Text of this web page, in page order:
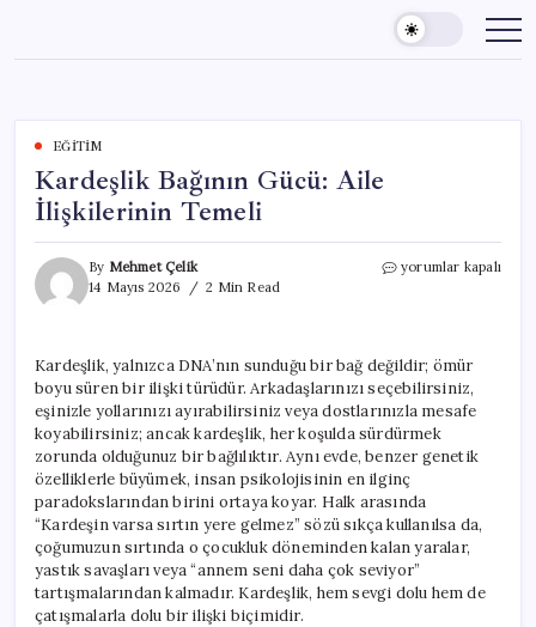
content
EĞITIM
Kardeşlik Bağının Gücü: Aile
İlişkilerinin Temeli
By Mehmet Çelik
14 Mayıs 2026
2 Min Read
Kardeşlik
Temeli
için
yorumlar kapalı
Kardeşlik, yalnızca DNA’nın sunduğu bir bağ değildir; ömür
boyu süren bir ilişki türüdür. Arkadaşlarınızı seçebilirsiniz,
eşinizle yollarınızı ayırabilirsiniz veya dostlarınızla mesafe
koyabilirsiniz; ancak kardeşlik, her koşulda sürdürmek
zorunda olduğunuz bir bağlılıktır. Aynı evde, benzer genetik
özelliklerle büyümek, insan psikolojisinin en ilginç
paradokslarından birini ortaya koyar. Halk arasında
“Kardeşin varsa sırtın yere gelmez” sözü sıkça kullanılsa da,
çoğumuzun sırtında o çocukluk döneminden kalan yaralar,
yastık savaşları veya “annem seni daha çok seviyor”
tartışmalarından kalmadır. Kardeşlik, hem sevgi dolu hem de
çatışmalarla dolu bir ilişki biçimidir.